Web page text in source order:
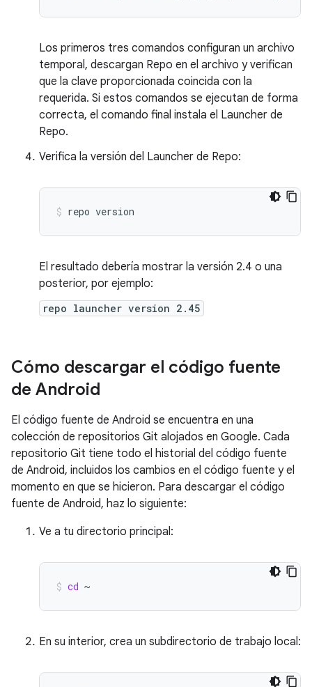
Los primeros tres comandos configuran un archivo
temporal, descargan Repo en el archivo y verifican
que la clave proporcionada coincida con la
requerida. Si estos comandos se ejecutan de forma
correcta, el comando final instala el Launcher de
Repo.
Verifica la versión del Launcher de Repo:
repo version
El resultado debería mostrar la versión 2.4 o una
posterior, por ejemplo:
repo launcher version 2.45
Cómo descargar el código fuente
de Android
El código fuente de Android se encuentra en una
colección de repositorios Git alojados en Google. Cada
repositorio Git tiene todo el historial del código fuente
de Android, incluidos los cambios en el código fuente y el
momento en que se hicieron. Para descargar el código
fuente de Android, haz lo siguiente:
Ve a tu directorio principal:
cd ~
En su interior, crea un subdirectorio de trabajo local: